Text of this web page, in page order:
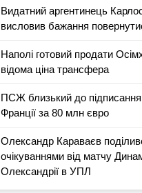
Видатний аргентинець
висловив бажання
Наполі готовий продати
відома ціна трансфера
ПСЖ близький до підписання
Франції за 80 млн євро
Олександр Караваєв
очікуваннями від матчу
Олександрії в УПЛ